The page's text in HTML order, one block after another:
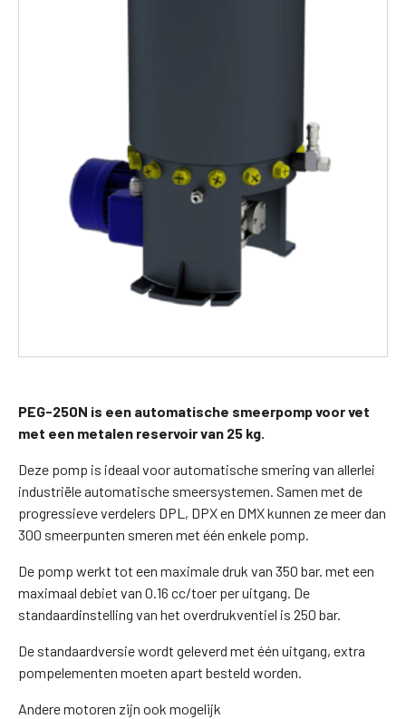
PEG-250N is een automatische smeerpomp voor vet
met een metalen reservoir van 25 kg.
Deze pomp is ideaal voor automatische smering van allerlei
industriële automatische smeersystemen. Samen met de
progressieve verdelers DPL, DPX en DMX kunnen ze meer dan
300 smeerpunten smeren met één enkele pomp.
De pomp werkt tot een maximale druk van 350 bar. met een
maximaal debiet van 0.16 cc/toer per uitgang. De
standaardinstelling van het overdrukventiel is 250 bar.
De standaardversie wordt geleverd met één uitgang, extra
pompelementen moeten apart besteld worden.
Andere motoren zijn ook mogelijk